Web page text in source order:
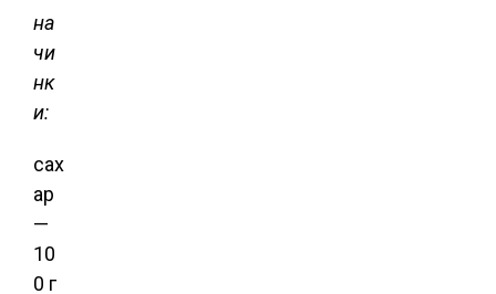
на
чи
нк
и:
сах
ар
—
10
0 г